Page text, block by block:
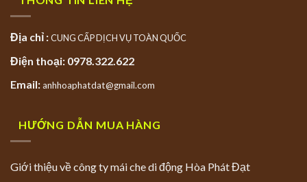
Địa chỉ :CUNG CẤP DỊCH VỤ TOÀN QUỐC
Điện thoại: 0978.322.622
Email:anhhoaphatdat@gmail.com
HƯỚNG DẪN MUA HÀNG
Giới thiệu về công ty mái che di động Hòa Phát Đạt